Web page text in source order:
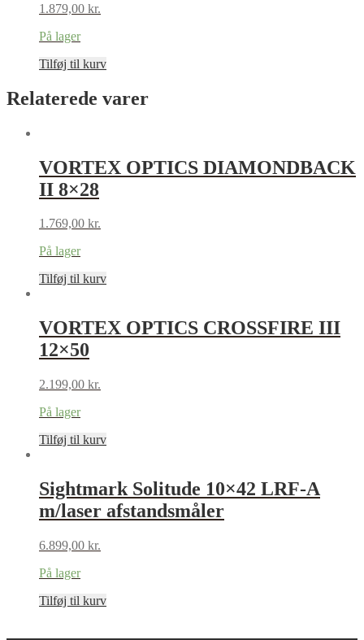
1.879,00 kr.
På lager
Tilføj til kurv
Relaterede varer
VORTEX OPTICS DIAMONDBACK
II 8×28
1.769,00 kr.
På lager
Tilføj til kurv
VORTEX OPTICS CROSSFIRE III
12×50
2.199,00 kr.
På lager
Tilføj til kurv
Sightmark Solitude 10×42 LRF-A
m/laser afstandsmåler
6.899,00 kr.
På lager
Tilføj til kurv